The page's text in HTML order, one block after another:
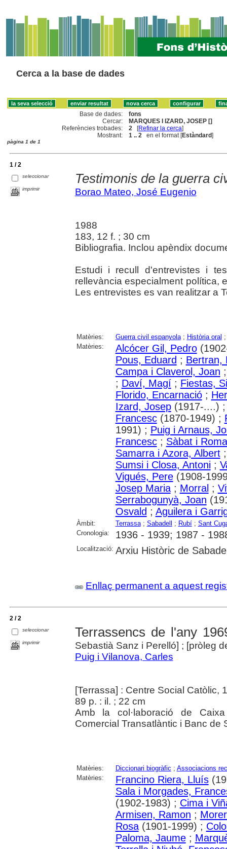
Cerca a la base de dades
Base de dades:
fons
Cercar:
MARQUES I IZARD, JOSEP []
Referències trobades:
2 [Refinar la cerca]
Mostrant:
1 .. 2 en el format [Estàndard]
pàgina 1 de 1
1 / 2
seleccionar
imprimir
Testimonis de la guerra
Borao Mateo, José Eugenio
1988
183, 12 f. ; 30 cm
Bibliografia. Inclou apèndix
Estudi i recull d'entrevistes i
rellevància especialment política,
Les entrevistes es van realitzar a
Matèries: Guerra civil espanyola; Història oral
Matèries:
Alcócer Gil, Pedro
Pous, Eduard ; Bertran,
Campa i Claverol, Joan
; Daví, Magí; Fiestas,
Florido, Encarnació;
Izard, Josep(1917-....)
Francesc(1870-1949) ;
1991) ; Puig i Arnaus,
Francesc; Sàbat i
Samarra i Azora, Albert
Sumsi i Closa, Antoni;
Vigués, Pere(1908-
Josep Maria; Morral ;
Serrabogunyà, Joan
Osvald ; Aguilera i
Àmbit: Terrassa; Sabadell ; Rubí; Sant
Cronologia:
1936 - 1939; 1987 -
Localització: Arxiu Històric de
Enllaç permanent a aquest
2 / 2
seleccionar
imprimir
Terrassencs de l'any
Sebastià Sanz i Perelló] ; [pròleg
Puig i Vilanova, Carles
[Terrassa] : Centre Social Catòlic,
89 p. : il. ; 22 cm
Amb la col·laboració de
Comercial Transatlàntic i Banc de
Matèries: Diccionari biogràfic ; Associacions
Matèries:
Francino Riera, Lluís
Sala i Morgades,
(1902-1983) ; Cima i
Armisen, Ramon ;
Rosa(1901-1999) ;
Paloma, Jaume;